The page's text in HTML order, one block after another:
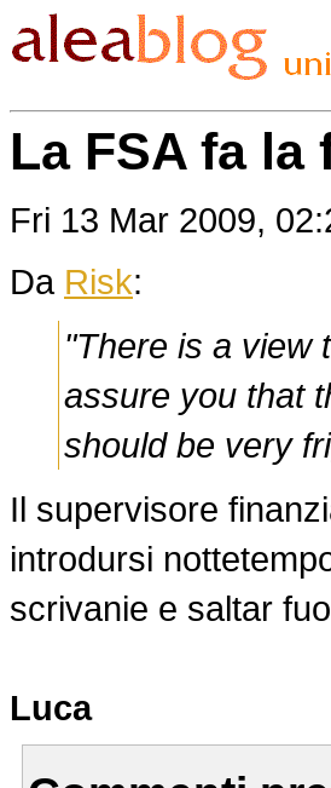
La FSA fa
Fri 13 Mar 2009,
Da Risk:
"There is a view
assure you that
should be very
Il supervisore
introdursi
scrivanie e saltar
Luca